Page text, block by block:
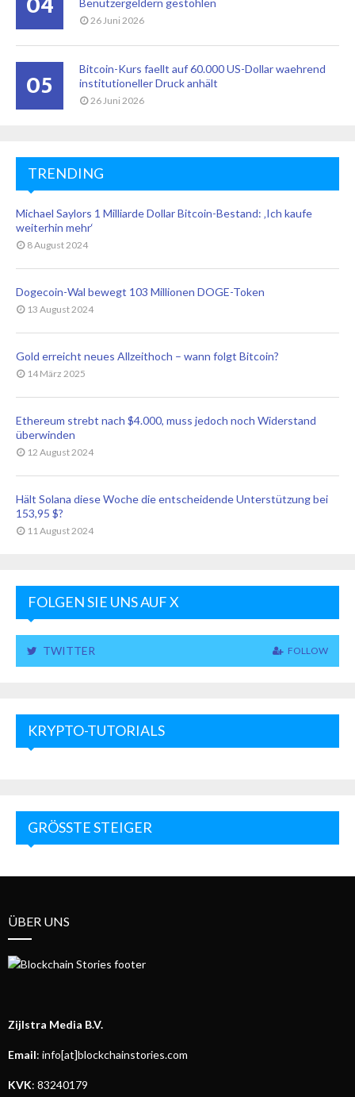
26 Juni 2026
05
Bitcoin-Kurs faellt auf 60.000 US-Dollar waehrend
institutioneller Druck anhält
26 Juni 2026
TRENDING
Michael Saylors 1 Milliarde Dollar Bitcoin-Bestand: ‚Ich kaufe
weiterhin mehr‘
8 August 2024
Dogecoin-Wal bewegt 103 Millionen DOGE-Token
13 August 2024
Gold erreicht neues Allzeithoch – wann folgt Bitcoin?
14 März 2025
Ethereum strebt nach $4.000, muss jedoch noch Widerstand
überwinden
12 August 2024
Hält Solana diese Woche die entscheidende Unterstützung bei
153,95 $?
11 August 2024
FOLGEN SIE UNS AUF X
TWITTER FOLLOW
KRYPTO-TUTORIALS
GRÖSSTE STEIGER
ÜBER UNS
Zijlstra Media B.V.
Email: info[at]blockchainstories.com
KVK: 83240179